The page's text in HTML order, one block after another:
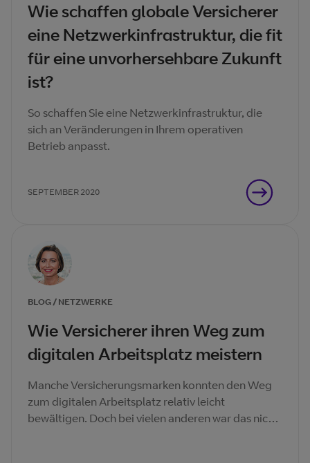
Wie schaffen globale Versicherer
eine Netzwerkinfrastruktur, die fit
für eine unvorhersehbare Zukunft
ist?
So schaffen Sie eine Netzwerkinfrastruktur, die
sich an Veränderungen in Ihrem operativen
Betrieb anpasst.
SEPTEMBER 2020
BLOG / NETZWERKE
Wie Versicherer ihren Weg zum
digitalen Arbeitsplatz meistern
Manche Versicherungsmarken konnten den Weg
zum digitalen Arbeitsplatz relativ leicht
bewältigen. Doch bei vielen anderen war das nicht